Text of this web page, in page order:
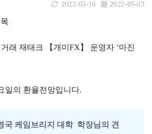
2022-05-03
2022-05-16
래 재태크 【개미FX】 운영자 ‘마진
일의 환율전망입니다.
국 케임브리지 대학 학장님의 견